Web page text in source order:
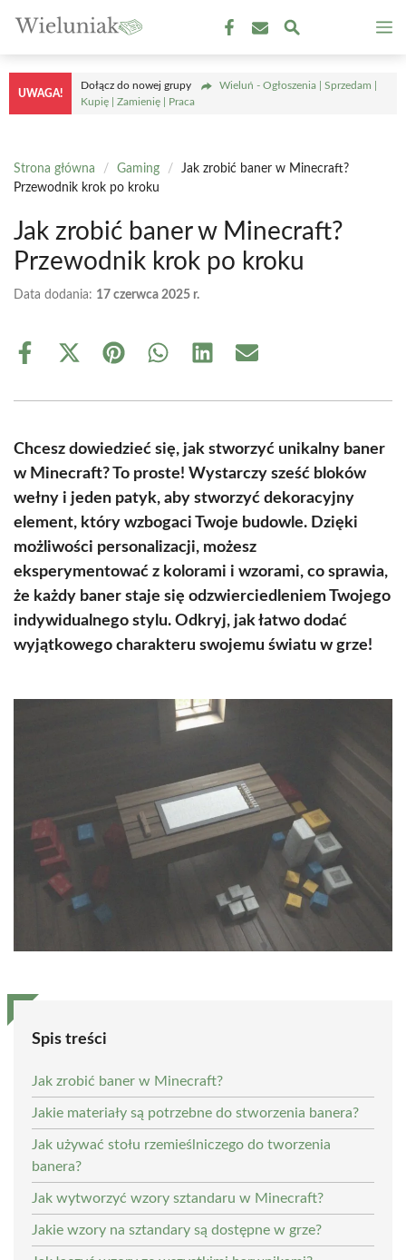
treści
UWAGA!
Dołącz do nowej grupy
Wieluń - Ogłoszenia | Sprzedam |
Kupię | Zamienię | Praca
Strona główna / Gaming /
Jak zrobić baner w Minecraft?
Przewodnik krok po kroku
Jak zrobić baner w Minecraft?
Przewodnik krok po kroku
Data dodania: 17 czerwca 2025 r.
Share
Share
(Twitter)
Share Share Share Share
Chcesz dowiedzieć się, jak stworzyć unikalny baner
w Minecraft? To proste! Wystarczy sześć bloków
wełny i jeden patyk, aby stworzyć dekoracyjny
element, który wzbogaci Twoje budowle. Dzięki
możliwości personalizacji, możesz
eksperymentować z kolorami i wzorami, co sprawia,
że każdy baner staje się odzwierciedleniem Twojego
indywidualnego stylu. Odkryj, jak łatwo dodać
wyjątkowego charakteru swojemu światu w grze!
Spis treści
Jak zrobić baner w Minecraft?
Jakie materiały są potrzebne do stworzenia banera?
Jak używać stołu rzemieślniczego do tworzenia
banera?
Jak wytworzyć wzory sztandaru w Minecraft?
Jakie wzory na sztandary są dostępne w grze?